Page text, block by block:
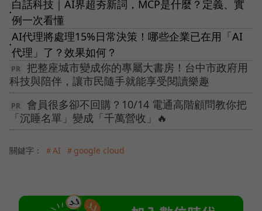
●
白話科技｜AI界超夯新詞，MCP是什麼？定義、實
例一次看懂
●
AI代理將處理15%日常決策！哪些企業已在用「AI
代理」了？效果如何？
把整座城市變成你的專屬大書房！台中市政府用
科技與陪伴，讓市民隨手就能享受閱讀樂趣
會員很多卻不回購？10/14 電通高階顧問教你把
「沉睡名單」變成「千萬營收」🔥
關鍵字： ＃AI ＃google cloud